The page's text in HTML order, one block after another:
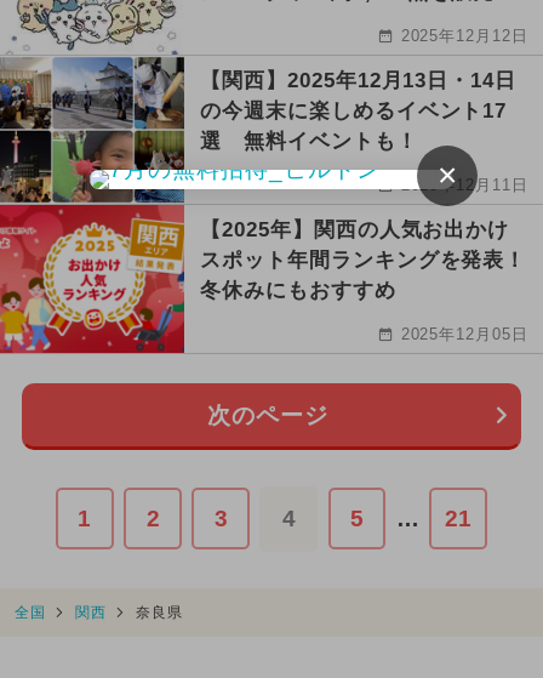
2025年12月12日
【関西】2025年12月13日・14日
の今週末に楽しめるイベント17
選 無料イベントも！
2025年12月11日
【2025年】関西の人気お出かけ
スポット年間ランキングを発表！
冬休みにもおすすめ
2025年12月05日
次のページ
1 2 3 4 5 … 21
全国 関西 奈良県
×